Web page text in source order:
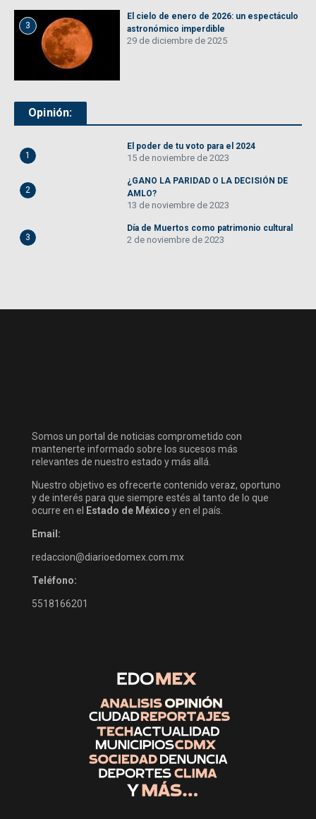
3
El cielo de enero de 2026: un espectáculo
astronómico imperdible
29 de diciembre de 2025
Opinión:
1
El poder de tu voto para el 2024
15 de noviembre de 2023
2
¿GANO LA PARIDAD O LA DECISIÓN DE
AMLO?
13 de noviembre de 2023
3
Día de Muertos como patrimonio cultural
2 de noviembre de 2023
Somos un portal de noticias comprometido con
mantenerte informado sobre los sucesos más
relevantes de nuestro estado y más allá.
Nuestro objetivo es ofrecerte contenido veraz, oportuno
y de interés para que siempre estés al tanto de lo que
ocurre en el
Estado de México y en el país.
Email:
redaccion@diarioedomex.com.mx
Teléfono:
5518166201